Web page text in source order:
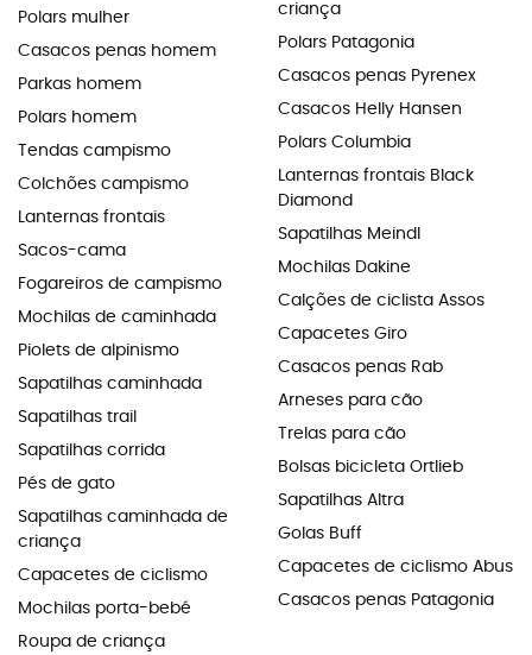
Polars mulher
Casacos penas homem
Parkas homem
Polars homem
Tendas campismo
Colchões campismo
Lanternas frontais
Sacos-cama
Fogareiros de campismo
Mochilas de caminhada
Piolets de alpinismo
Sapatilhas caminhada
Sapatilhas trail
Sapatilhas corrida
Pés de gato
Sapatilhas caminhada de
criança
Capacetes de ciclismo
Mochilas porta-bebé
Roupa de criança
criança
Polars Patagonia
Casacos penas Pyrenex
Casacos Helly Hansen
Polars Columbia
Lanternas frontais Black
Diamond
Sapatilhas Meindl
Mochilas Dakine
Calções de ciclista Assos
Capacetes Giro
Casacos penas Rab
Arneses para cão
Trelas para cão
Bolsas bicicleta Ortlieb
Sapatilhas Altra
Golas Buff
Capacetes de ciclismo Abus
Casacos penas Patagonia